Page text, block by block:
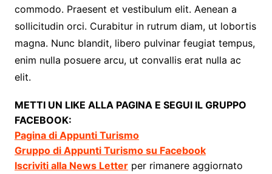
commodo. Praesent et vestibulum elit. Aenean a
sollicitudin orci. Curabitur in rutrum diam, ut lobortis
magna. Nunc blandit, libero pulvinar feugiat tempus,
enim nulla posuere arcu, ut convallis erat nulla ac
elit.
METTI UN LIKE ALLA PAGINA E SEGUI IL GRUPPO
FACEBOOK:
Pagina di Appunti Turismo
Gruppo di Appunti Turismo su Facebook
Iscriviti alla News Letterper rimanere aggiornato